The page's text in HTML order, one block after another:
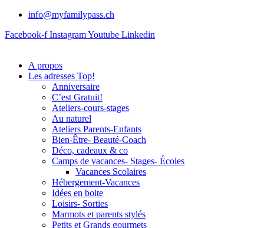
info@myfamilypass.ch
Facebook-f InstagramYoutube Linkedin
A propos
Les adresses Top!
Anniversaire
C’est Gratuit!
Ateliers-cours-stages
Au naturel
Ateliers Parents-Enfants
Bien-Être- Beauté-Coach
Déco, cadeaux & co
Camps de vacances- Stages- Écoles
Vacances Scolaires
Hébergement-Vacances
Idées en boite
Loisirs- Sorties
Marmots et parents stylés
Petits et Grands gourmets